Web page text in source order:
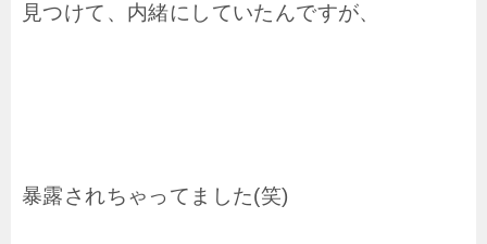
見つけて、内緒にしていたんですが、
暴露されちゃってました(笑)